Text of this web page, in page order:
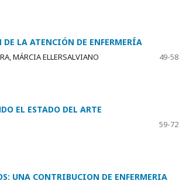
LA ATENCIÓN DE ENFERMERÍA
MÁRCIA ELLERSALVIANO
49-58
EL ESTADO DEL ARTE
59-72
UNA CONTRIBUCION DE ENFERMERIA